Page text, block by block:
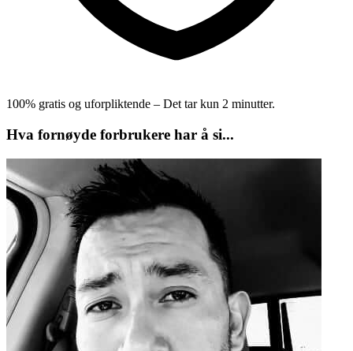
100% gratis og uforpliktende – Det tar kun 2 minutter.
Hva fornøyde forbrukere har å si...